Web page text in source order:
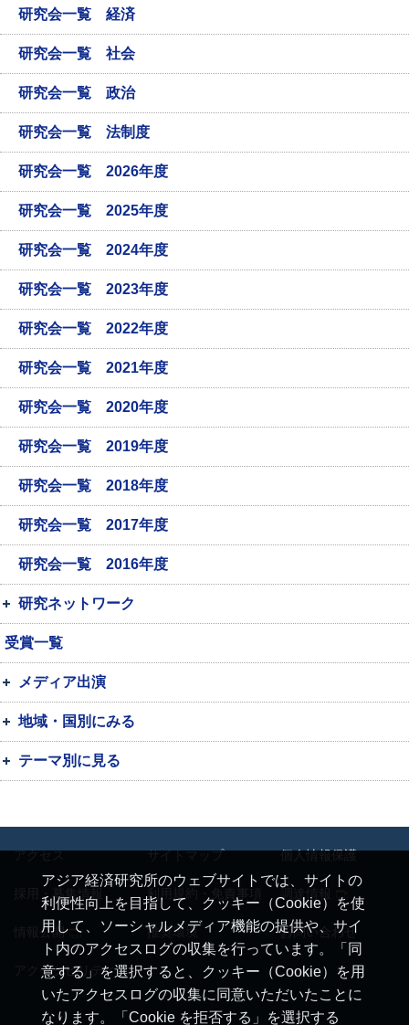
研究会一覧 経済
研究会一覧 社会
研究会一覧 政治
研究会一覧 法制度
研究会一覧 2026年度
研究会一覧 2025年度
研究会一覧 2024年度
研究会一覧 2023年度
研究会一覧 2022年度
研究会一覧 2021年度
研究会一覧 2020年度
研究会一覧 2019年度
研究会一覧 2018年度
研究会一覧 2017年度
研究会一覧 2016年度
研究ネットワーク
受賞一覧
メディア出演
地域・国別にみる
テーマ別に見る
アジア経済研究所のウェブサイトでは、サイトの
利便性向上を目指して、クッキー（Cookie）を使
用して、ソーシャルメディア機能の提供や、サイ
ト内のアクセスログの収集を行っています。「同
意する」を選択すると、クッキー（Cookie）を用
いたアクセスログの収集に同意いただいたことに
なります。「Cookie を拒否する」を選択する
アクセス サイトマップ 個人情報保護
採用・募集情報 利用規約・免責事項
情報公開 推奨環境 お問い合わせ
アクセシビリティ